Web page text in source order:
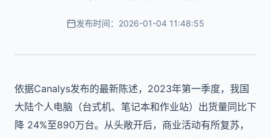
发布时间：2026-01-04 11:48:55
依据Canalys发布的最新陈述，2023年第一季度，我国
大陆个人电脑（台式机、笔记本和作业站）出货量同比下
降 24%至890万台。从头敞开后，商业活动有所复苏，